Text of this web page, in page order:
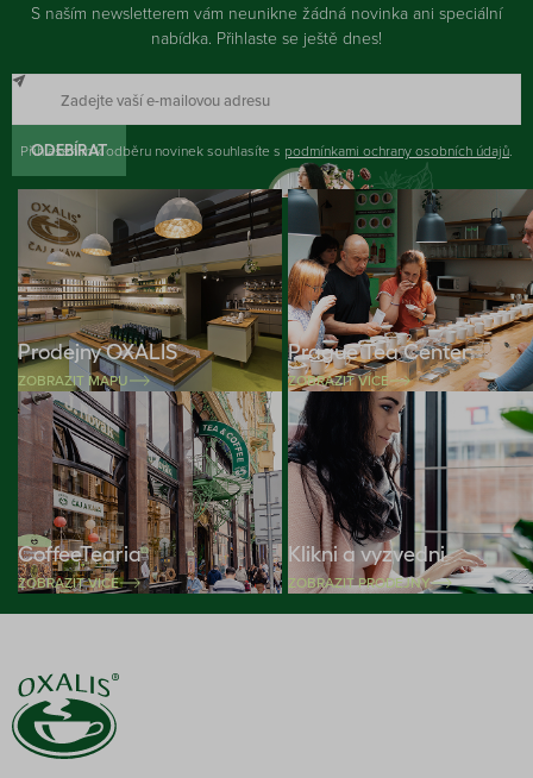
S naším newsletterem vám neunikne žádná novinka ani speciální
nabídka. Přihlaste se ještě dnes!
ODEBÍRAT
Přihlášením k odběru novinek souhlasíte s podmínkami ochrany osobních údajů.
Prodejny OXALIS
ZOBRAZIT MAPU
Prague Tea Center
ZOBRAZIT VÍCE
CoffeeTearia
ZOBRAZIT VÍCE
Klikni a vyzvedni
ZOBRAZIT PRODEJNY